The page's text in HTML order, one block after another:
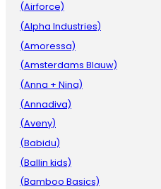
(Airforce)
(Alpha Industries)
(Amoressa)
(Amsterdams Blauw)
(Anna + Nina)
(Annadiva)
(Aveny)
(Babidu)
(Ballin kids)
(Bamboo Basics)